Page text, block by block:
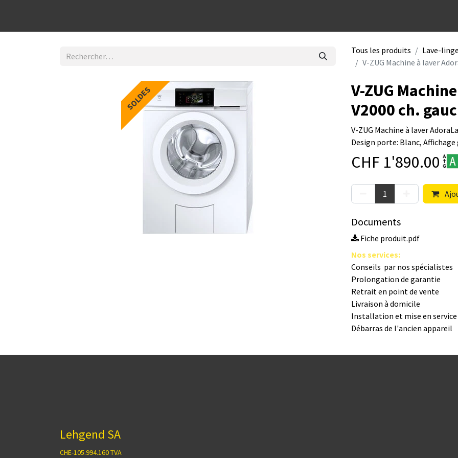
Tous les produits
Lave-
V-ZUG Machine à laver
SOLDES
V-ZUG
V2000 ch.
V-ZUG Machine à laver
Design porte: Blanc,
CHF 1'890.00
Documents
Fiche produit.pdf
Nos s​ervices:
Conseils par nos spé​cialistes
Prolongation de garantie
Retrait en point de vente
Livraison à domicile
Installation et mise en
Débarras de l'ancien appareil
Lehgend SA
CHE-105.994.160 TVA